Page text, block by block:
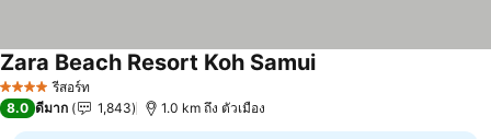
4 ดาว รีสอร์ท
Zara Beach Resort Koh Samuiดูราคา
8.0 ดีมาก 1,843 1.0 km ถึง ตัวเมือง